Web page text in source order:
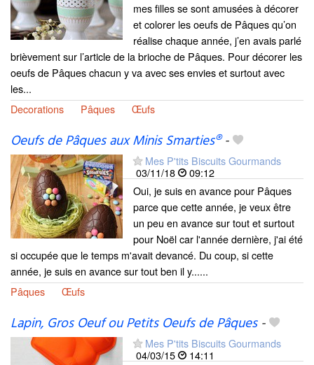
mes filles se sont amusées à décorer
et colorer les oeufs de Pâques qu’on
réalise chaque année, j’en avais parlé
brièvement sur l’article de la brioche de Pâques. Pour décorer les
oeufs de Pâques chacun y va avec ses envies et surtout avec
les...
Decorations
Pâques Œufs
Oeufs de Pâques aux Minis Smarties®-
Mes P'tits Biscuits Gourmands
03/11/18
09:12
Oui, je suis en avance pour Pâques
parce que cette année, je veux être
un peu en avance sur tout et surtout
pour Noël car l'année dernière, j'ai été
si occupée que le temps m'avait devancé. Du coup, si cette
année, je suis en avance sur tout ben il y......
Pâques
Œufs
Lapin, Gros Oeuf ou Petits Oeufs de Pâques-
Mes P'tits Biscuits Gourmands
04/03/15
14:11